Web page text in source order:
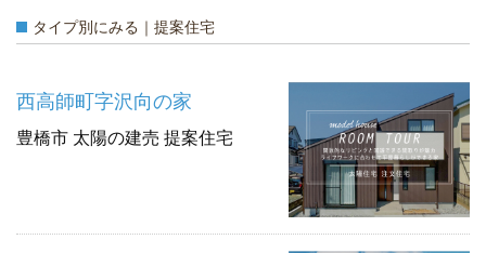
タイプ別にみる｜提案住宅
西高師町字沢向の家
豊橋市 太陽の建売 提案住宅